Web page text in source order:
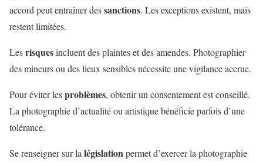
accord peut entraîner dessanctions. Les exceptions existent, mais
restent limitées.
Lesrisquesincluent des plaintes et des amendes. Photographier
des mineurs ou des lieux sensibles nécessite une vigilance accrue.
Pour éviter lesproblèmes, obtenir un consentement est conseillé.
La photographie d’actualité ou artistique bénéficie parfois d’une
tolérance.
Se renseigner sur la législationpermet d’exercer la photographie